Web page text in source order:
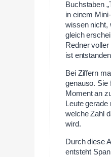
Buchstaben
in einem
wissen nicht,
gleich
Redner
ist
Bei Ziffern
genauso. Sie
Moment an
Leute
welche Zahl
wird.
Durch diese
entsteht